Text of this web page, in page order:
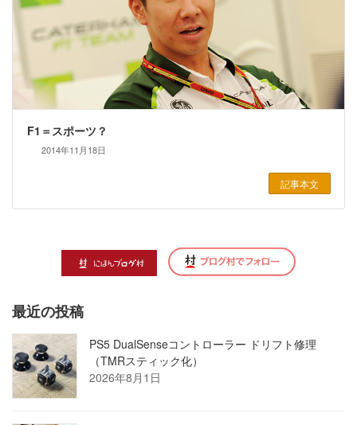
F1＝スポーツ？
2014年11月18日
記事本文
最近の投稿
PS5 DualSenseコントローラー ドリフト修理
（TMRスティック化）
2026年8月1日